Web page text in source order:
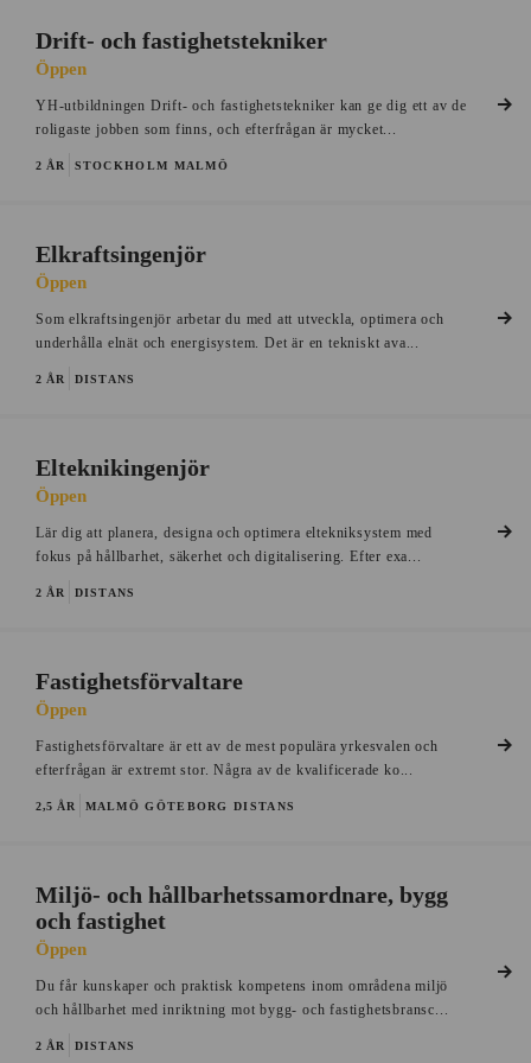
Drift- och fastighetstekniker
Öppen
YH-utbildningen Drift- och fastighetstekniker kan ge dig ett av de
roligaste jobben som finns, och efterfrågan är mycket...
2 ÅR STOCKHOLM MALMÖ
Elkraftsingenjör
Öppen
Som elkraftsingenjör arbetar du med att utveckla, optimera och
underhålla elnät och energisystem. Det är en tekniskt ava...
2 ÅR DISTANS
Elteknikingenjör
Öppen
Lär dig att planera, designa och optimera eltekniksystem med
fokus på hållbarhet, säkerhet och digitalisering. Efter exa...
2 ÅR DISTANS
Fastighetsförvaltare
Öppen
Fastighetsförvaltare är ett av de mest populära yrkesvalen och
efterfrågan är extremt stor. Några av de kvalificerade ko...
2,5 ÅR MALMÖ GÖTEBORG DISTANS
Miljö- och hållbarhetssamordnare, bygg
och fastighet
Öppen
Du får kunskaper och praktisk kompetens inom områdena miljö
och hållbarhet med inriktning mot bygg- och fastighetsbransc...
2 ÅR DISTANS